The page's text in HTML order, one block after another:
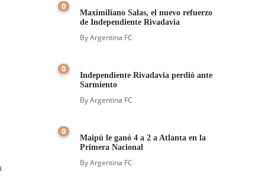
0
Maximiliano Salas, el nuevo refuerzo
de Independiente Rivadavia
ByArgentina FC
0
Independiente Rivadavia perdió ante
Sarmiento
ByArgentina FC
0
Maipú le ganó 4 a 2 a Atlanta en la
Primera Nacional
ByArgentina FC